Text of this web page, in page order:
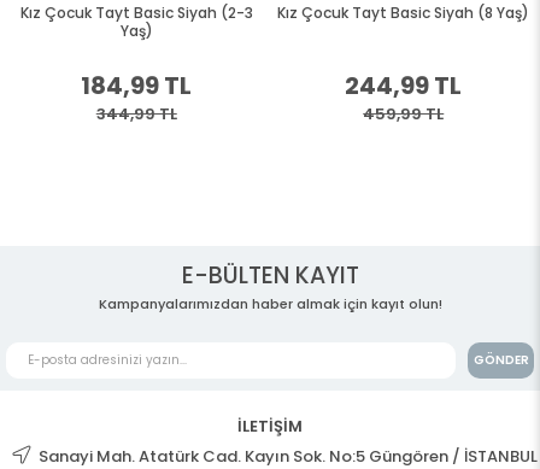
Kız Çocuk Tayt Basic Siyah (2-3
Yaş)
184,99 TL
344,99 TL
Kız Çocuk Tayt Basic Siyah (8 Yaş)
244,99 TL
459,99 TL
E-BÜLTEN KAYIT
Kampanyalarımızdan haber almak için kayıt olun!
GÖNDER
İLETİŞİM
Sanayi Mah. Atatürk Cad. Kayın Sok. No:5 Güngören / İSTANBUL